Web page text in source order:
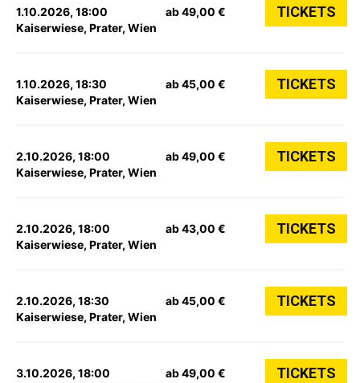
1.10.2026, 18:00
Kaiserwiese, Prater, Wien
ab 49,00 € TICKETS
1.10.2026, 18:30
Kaiserwiese, Prater, Wien
ab 45,00 € TICKETS
2.10.2026, 18:00
Kaiserwiese, Prater, Wien
ab 49,00 € TICKETS
2.10.2026, 18:00
Kaiserwiese, Prater, Wien
ab 43,00 € TICKETS
2.10.2026, 18:30
Kaiserwiese, Prater, Wien
ab 45,00 € TICKETS
3.10.2026, 18:00
ab 49,00 € TICKETS